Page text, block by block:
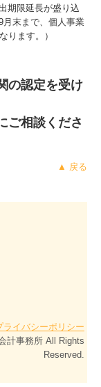
期限延長が盛り込
月末まで、個人事業
ります。）
の認定を受け
ご相談くださ
▲ 戻る
イバシーポリシー
計事務所 All Rights
Reserved.